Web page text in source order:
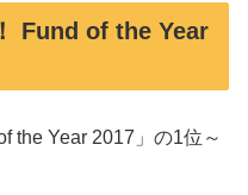
Fund of the Year
the Year 2017」の1位～